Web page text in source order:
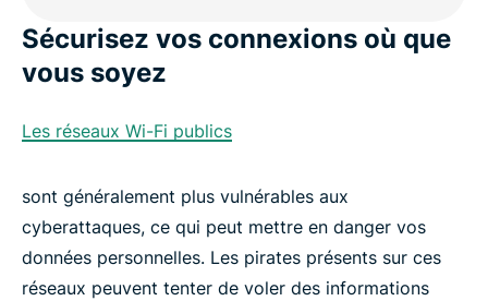
Sécurisez vos connexions où que
vous soyez
Les réseaux Wi-Fi publics
sont généralement plus vulnérables aux
cyberattaques, ce qui peut mettre en danger vos
données personnelles. Les pirates présents sur ces
réseaux peuvent tenter de voler des informations